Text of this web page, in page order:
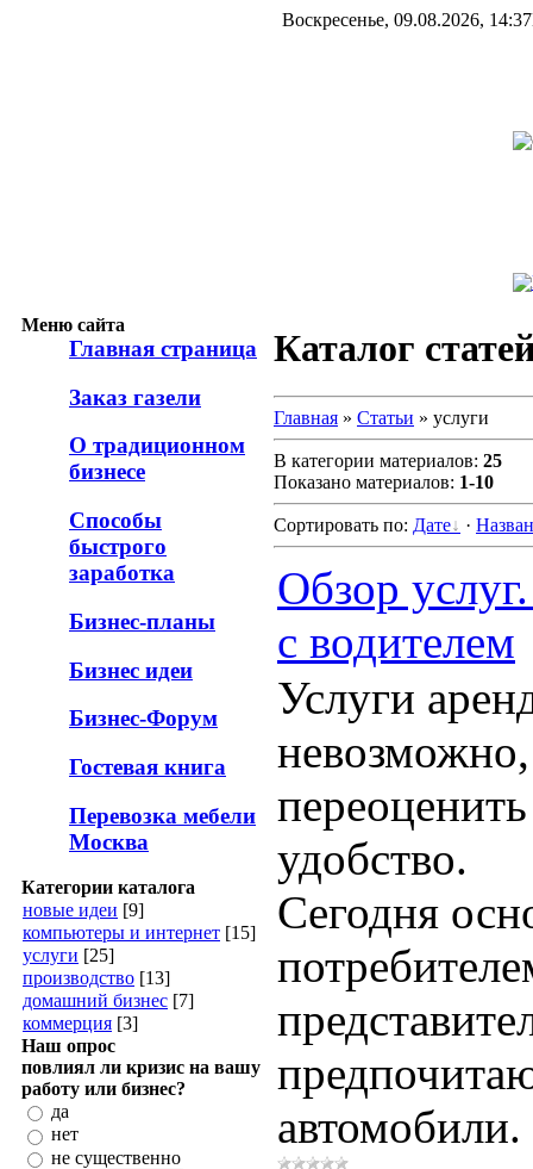
Воскресенье, 09.08.2026, 14:37
Меню сайта
Главная страница
Заказ газели
О традиционном
бизнесе
Способы
быстрого
заработка
Бизнес-планы
Бизнес идеи
Бизнес-Форум
Гостевая книга
Перевозка мебели
Москва
Категории каталога
новые идеи [9]
компьютеры и интернет [15]
услуги [25]
производство [13]
домашний бизнес [7]
коммерция [3]
Наш опрос
повлиял ли кризис на вашу
работу или бизнес?
да
нет
не существенно
Каталог
Главная » Статьи » услуги
В категории материалов: 25
Показано материалов: 1-10
Сортировать по: Дате ·
Обзор
с водителем
Услуги
удобство.
Сегодня
автомобили.